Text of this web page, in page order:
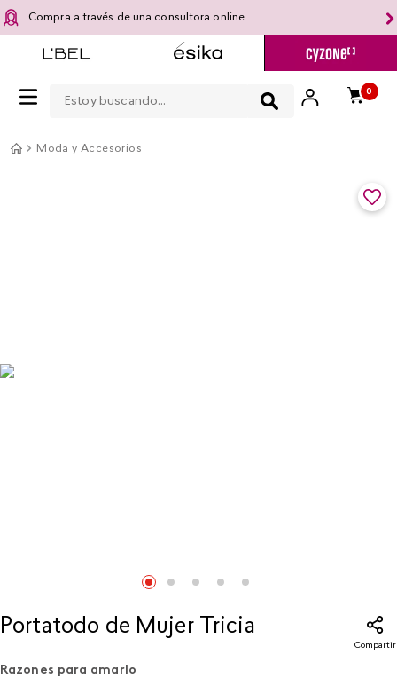
Compra a través de una consultora online
0
Moda y Accesorios
Portatodo de Mujer Tricia
Compartir
Razones para amarlo